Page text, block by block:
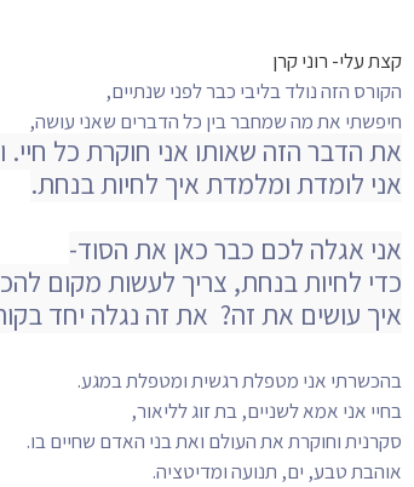
קצת עלי- רוני קרן
הקורס הזה נולד בליבי כבר לפני שנתיים,
חיפשתי את מה שמחבר בין כל הדברים שאני עושה,
את הדבר הזה שאותו אני חוקרת כל חיי.
אני לומדת ומלמדת איך לחיות בנחת.
אני אגלה לכם כבר כאן את הסוד-
כדי לחיות בנחת, צריך לעשות מקום
איך עושים את זה? את זה נגלה יחד
בהכשרתי אני מטפלת רגשית ומטפלת במגע.
בחיי אני אמא לשניים, בת זוג לליאור,
סקרנית וחוקרת את העולם ואת בני האדם שחיים בו.
אוהבת טבע, ים, תנועה ומדיטציה.